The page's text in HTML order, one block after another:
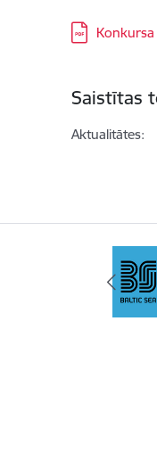
Lejupielādēt:
Saistītas
Aktualitātes: